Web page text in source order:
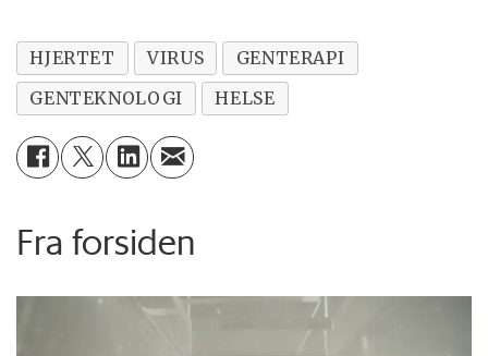
HJERTET VIRUS
GENTERAPI
GENTEKNOLOGI
HELSE
Fra forsiden